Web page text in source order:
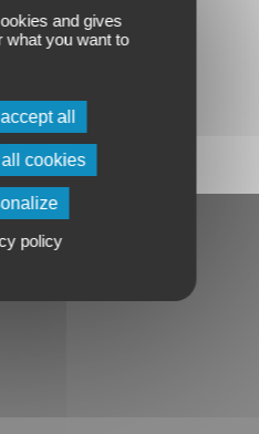
and gives
what you want to
all
all cookies
policy